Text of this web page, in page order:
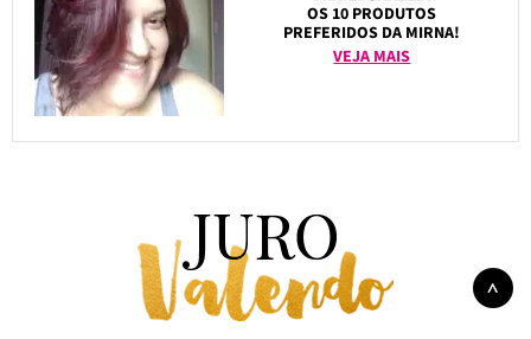
OS 10 PRODUTOS
PREFERIDOS DA MIRNA!
VEJA MAIS